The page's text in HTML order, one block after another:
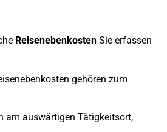
Reisenebenkosten Sie erfassen
gehören zum
am auswärtigen Tätigkeitsort,